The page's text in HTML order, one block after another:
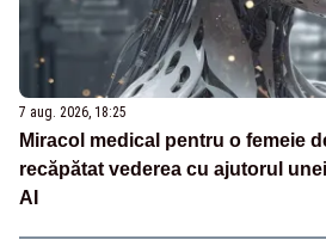
7 aug. 2026, 18:25
Miracol medical pentru o femeie
recăpătat vederea cu ajutorul
AI